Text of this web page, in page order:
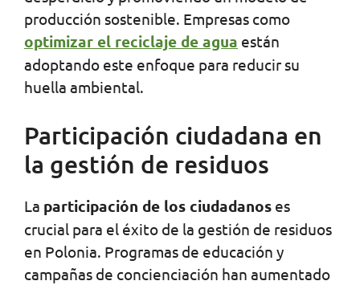
producción sostenible. Empresas como
optimizar el reciclaje de agua están
adoptando este enfoque para reducir su
huella ambiental.
Participación ciudadana en
la gestión de residuos
La participación de los ciudadanos es
crucial para el éxito de la gestión de residuos
en Polonia. Programas de educación y
campañas de concienciación han aumentado